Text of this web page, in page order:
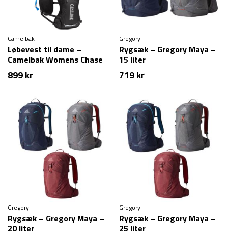
Camelbak
Løbevest til dame –
Camelbak Womens Chase
Race 4 Vest – 1,5 liter
899kr
Gregory
Rygsæk – Gregory Maya –
15 liter
719kr
Gregory
Rygsæk – Gregory Maya –
20 liter
Gregory
Rygsæk – Gregory Maya –
25 liter